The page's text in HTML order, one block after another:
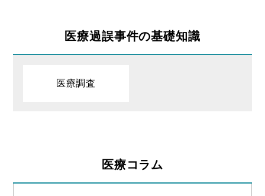
医療過誤事件の基礎知識
医療調査
医療コラム